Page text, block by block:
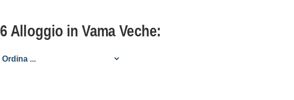
6 Alloggio in Vama Veche: